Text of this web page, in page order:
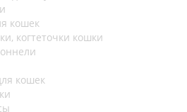
кошек
когтеточки кошки
кошек